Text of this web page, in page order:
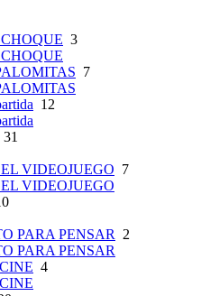
3
7
12
31
VIDEOJUEGO 7
VIDEOJUEGO
PARA PENSAR
2
PARA PENSAR
4